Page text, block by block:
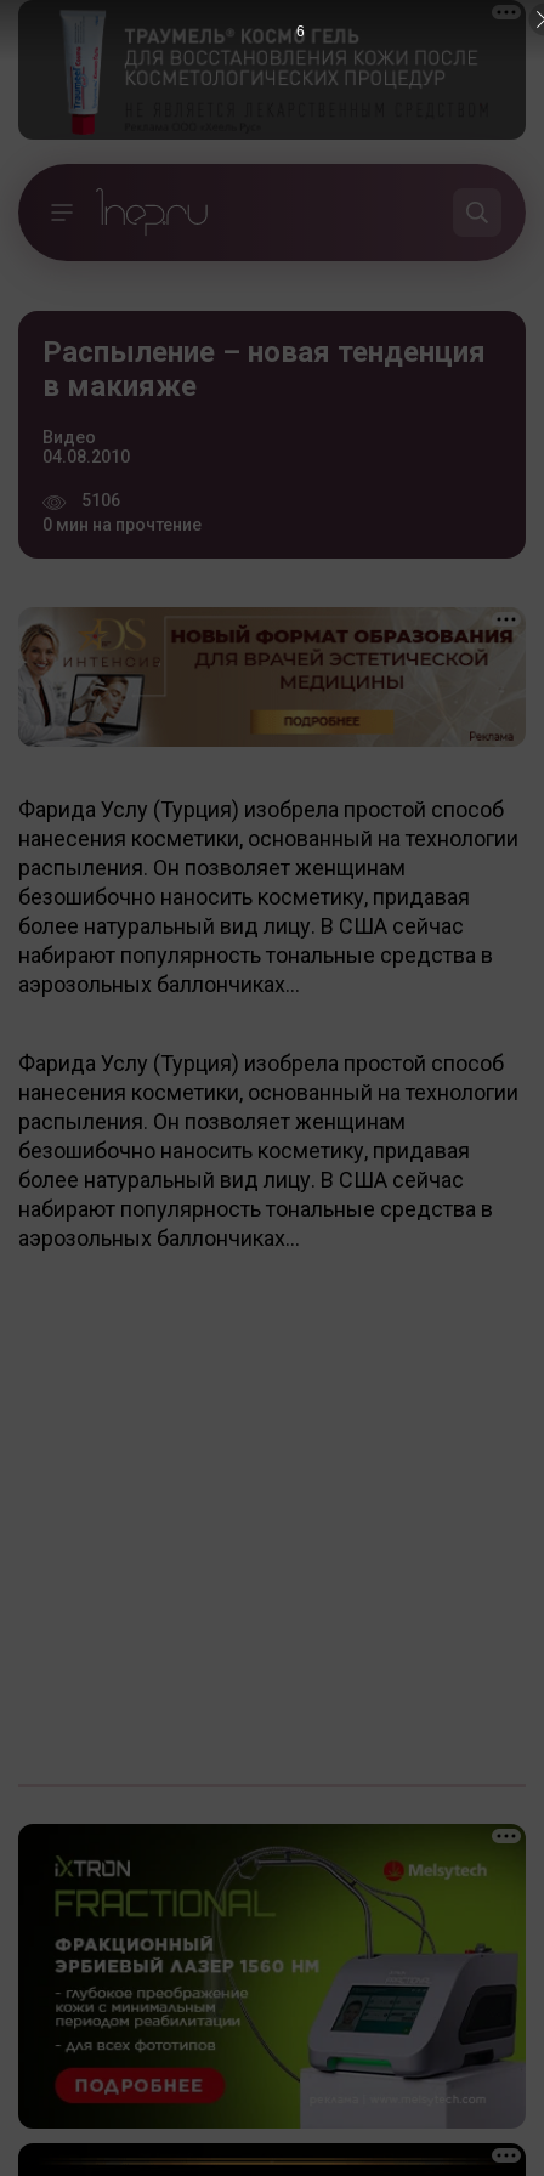
Распыление – новая тенденция
в макияже
Видео
04.08.2010
5106
0 мин на прочтение
Фарида Услу (Турция) изобрела простой способ
нанесения косметики, основанный на технологии
распыления. Он позволяет женщинам
безошибочно наносить косметику, придавая
более натуральный вид лицу. В США сейчас
набирают популярность тональные средства в
аэрозольных баллончиках…
Фарида Услу (Турция) изобрела простой способ
нанесения косметики, основанный на технологии
распыления. Он позволяет женщинам
безошибочно наносить косметику, придавая
более натуральный вид лицу. В США сейчас
набирают популярность тональные средства в
аэрозольных баллончиках…
5